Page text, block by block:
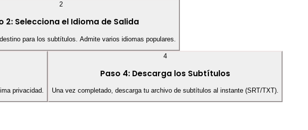
2
2: Selecciona el Idioma de Salida
para los subtítulos. Admite varios idiomas populares.
privacidad.
4
Paso 4: Descarga los Subtítulos
Una vez completado, descarga tu archivo de subtítulos al instante (SRT/TXT).